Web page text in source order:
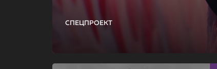
СПЕЦПРОЕКТ